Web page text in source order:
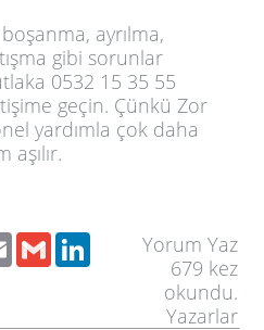
ayrılma,
gibi sorunlar
0532 15 35 55
geçin. Çünkü Zor
yardımla çok daha
aşılır.
EmailGmail LinkedInYorum Yaz
679 kez
okundu.
Yazarlar